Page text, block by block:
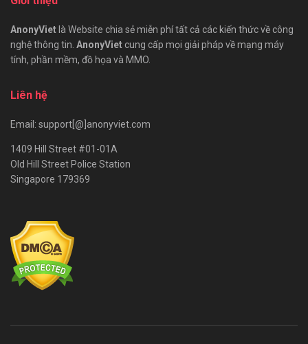
AnonyViet là Website chia sẻ miễn phí tất cả các kiến thức về công
nghệ thông tin. AnonyViet cung cấp mọi giải pháp về mạng máy
tính, phần mềm, đồ họa và MMO.
Liên hệ
Email: support[@]anonyviet.com
1409 Hill Street #01-01A
Old Hill Street Police Station
Singapore 179369